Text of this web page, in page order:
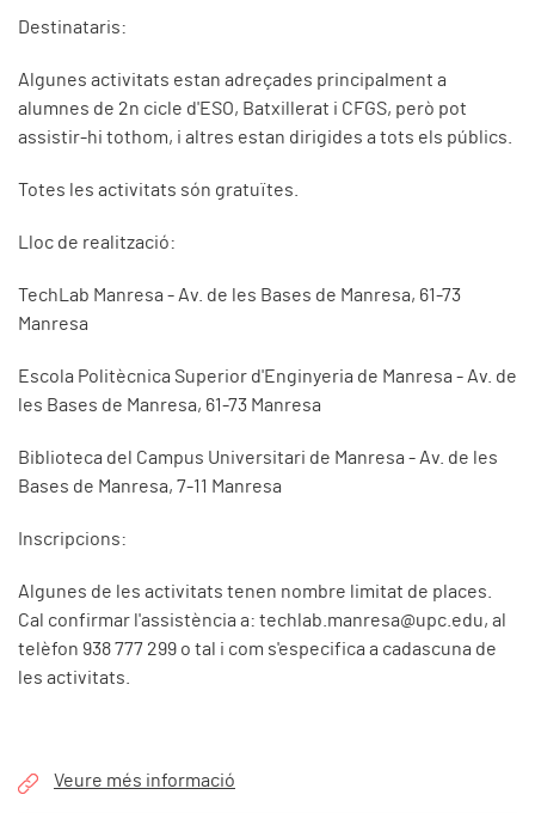
Destinataris:
Algunes activitats estan adreçades principalment a
alumnes de 2n cicle d'ESO, Batxillerat i CFGS, però pot
assistir-hi tothom, i altres estan dirigides a tots els públics.
Totes les activitats són gratuïtes.
Lloc de realització:
TechLab Manresa - Av. de les Bases de Manresa, 61-73
Manresa
Escola Politècnica Superior d'Enginyeria de Manresa - Av. de
les Bases de Manresa, 61-73 Manresa
Biblioteca del Campus Universitari de Manresa - Av. de les
Bases de Manresa, 7-11 Manresa
Inscripcions:
Algunes de les activitats tenen nombre limitat de places.
Cal confirmar l'assistència a: techlab.manresa@upc.edu, al
telèfon 938 777 299 o tal i com s'especifica a cadascuna de
les activitats.
Veure més informació